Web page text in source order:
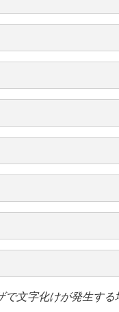
文字化けが発生す